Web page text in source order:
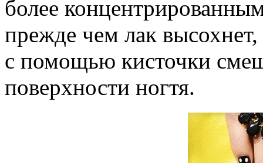
более
прежде чем лак
с помощью кисточки
поверхности ногтя.